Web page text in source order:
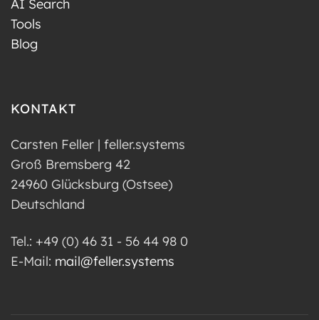
AI Search
Tools
Blog
KONTAKT
Carsten Feller | feller.systems
Groß Bremsberg 42
24960 Glücksburg (Ostsee)
Deutschland
Tel.: +49 (0) 46 31 - 56 44 98 0
E-Mail: mail@feller.systems